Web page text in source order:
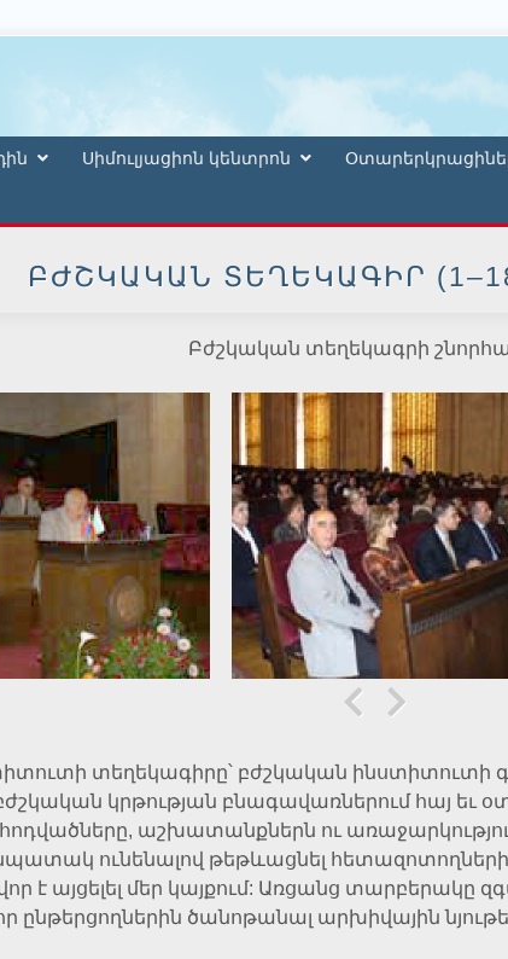
Սիմուլյացիոն կենտրոն
ԲԺՇԿԱԿԱՆ ՏԵՂԵԿԱԳԻՐ
Բժշկական տեղեկագրի
տեղեկագիրը՝ բժշկական
կրթության բնագավառներում հայ
աշխատանքներն ու
ունենալով թեթևացնել
է այցելել մեր կայքում: Առցանց տարբերակը
ընթերցողներին ծանոթանալ արխիվային